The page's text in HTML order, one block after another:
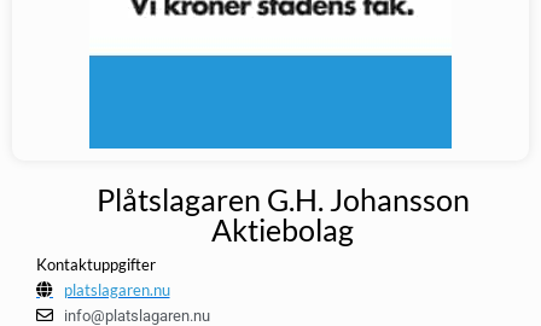
Plåtslagaren G.H. Johansson
Aktiebolag
Kontaktuppgifter
platslagaren.nu
info@platslagaren.nu